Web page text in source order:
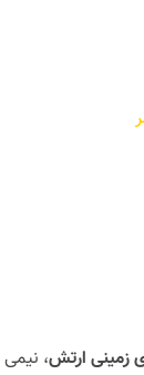
زمینی ارتش،